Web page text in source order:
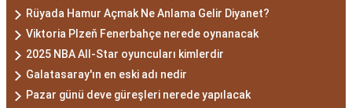
Rüyada Hamur Açmak Ne Anlama Gelir Diyanet?
Viktoria Plzeň Fenerbahçe nerede oynanacak
2025 NBA All-Star oyuncuları kimlerdir
Galatasaray'ın en eski adı nedir
Pazar günü deve güreşleri nerede yapılacak